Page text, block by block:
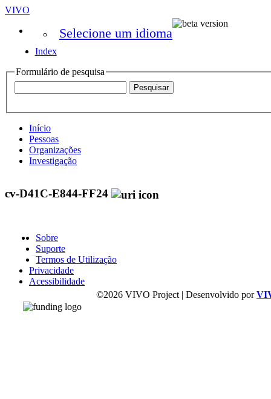
VIVO
Selecione um idioma
Index
Formulário de pesquisa
Início
Pessoas
Organizações
Investigação
cv-D41C-E844-FF24
Sobre
Suporte
Termos de Utilização
Privacidade
Acessibilidade
©2026 VIVO Project | Desenvolvido por